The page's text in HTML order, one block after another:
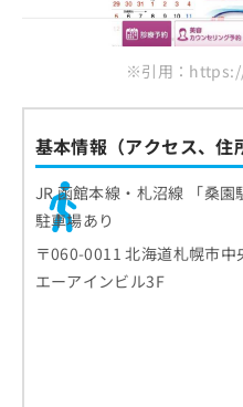
※引用：
基本情報（アクセス、住
JR 函館本線・札沼線 「桑園
駐車場あり
〒060-0011 北海道札幌市
エーアインビル3F